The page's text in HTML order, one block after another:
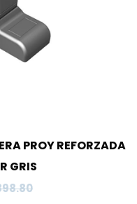
PROY REFORZADA
GRIS
Rango